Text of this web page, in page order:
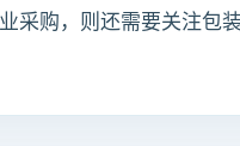
采购，则还需要关注包